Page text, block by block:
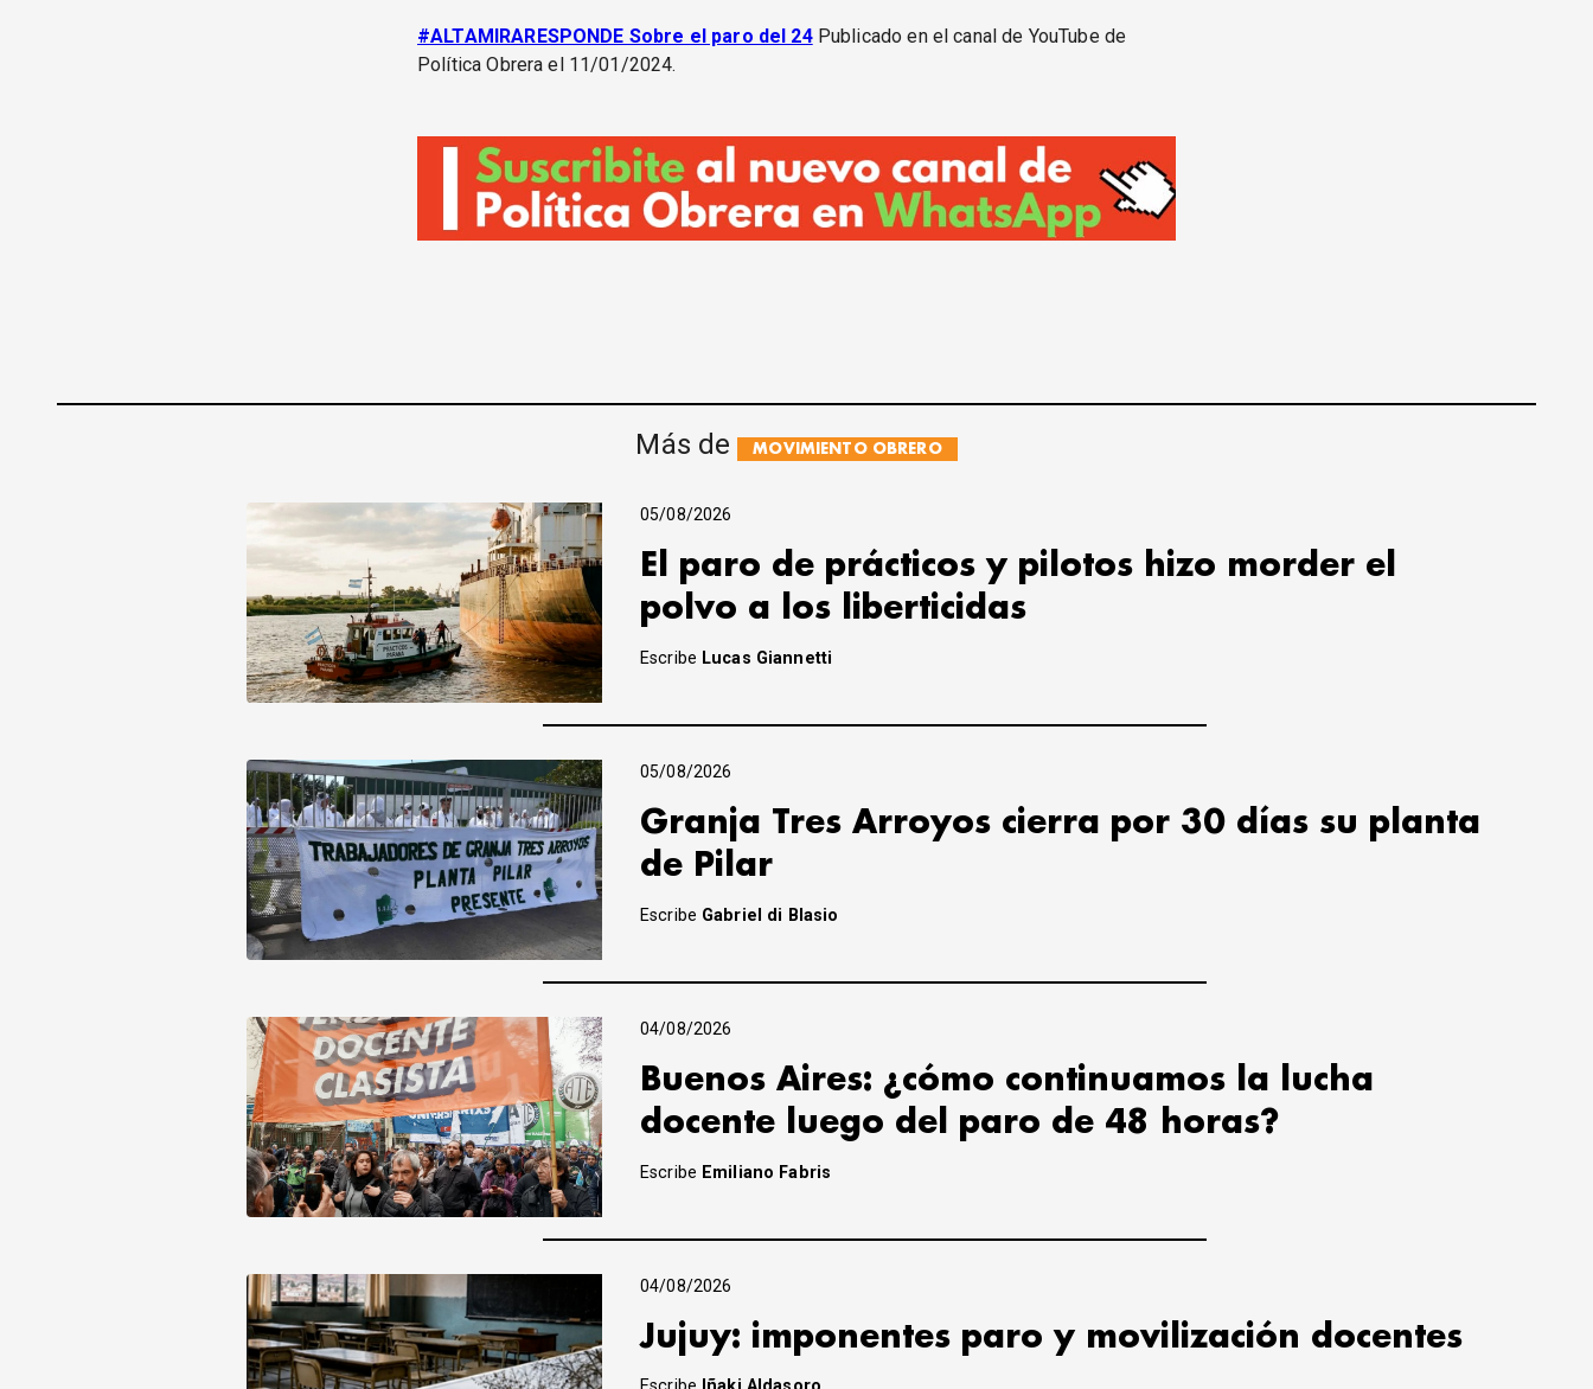
#ALTAMIRARESPONDE Sobre el paro del 24Publicado en el canal de YouTube de
Política Obrera el 11/01/2024.
Más de MOVIMIENTO OBRERO
05/08/2026
El paro de prácticos y pilotos hizo morder el
polvo a los liberticidas
Escribe Lucas Giannetti
05/08/2026
Granja Tres Arroyos cierra por 30 días su planta
de Pilar
Escribe Gabriel di Blasio
04/08/2026
Buenos Aires: ¿cómo continuamos la lucha
docente luego del paro de 48 horas?
Escribe Emiliano Fabris
04/08/2026
Jujuy: imponentes paro y movilización docentes